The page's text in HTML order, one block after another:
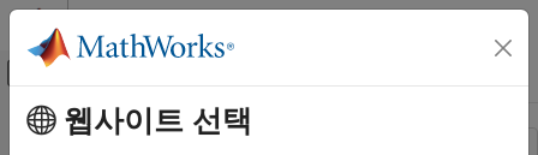
콘텐츠로 바로 가기
오프캔버스 탐색 메뉴 토글
리소스주요 콘텐츠
웹사이트 선택